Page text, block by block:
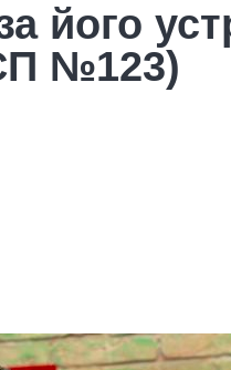
його
№123)